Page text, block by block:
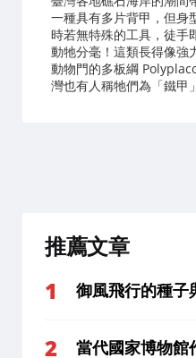
一種具有多片背甲，但身
時若無特殊的工具，徒手
動牠分毫！這類長得像強
動物門的多板綱
灣也有人稱牠們為「鐵甲
推薦文章
御風飛行的種子
當代國家博物館